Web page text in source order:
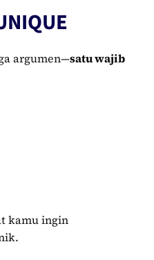
argumen—satu wajib
kamu ingin